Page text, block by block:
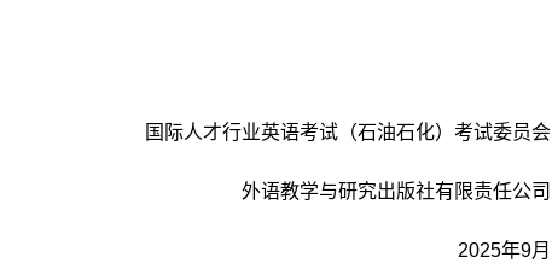
国际人才行业英语考试（石油石化）考试委员会
外语教学与研究出版社有限责任公司
2025年9月